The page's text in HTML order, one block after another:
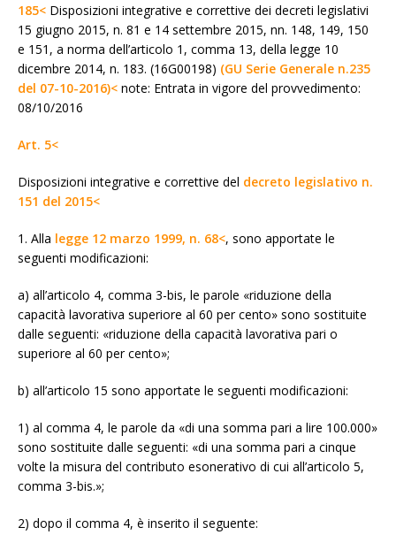
185< Disposizioni integrative e correttive dei decreti legislativi
15 giugno 2015, n. 81 e 14 settembre 2015, nn. 148, 149, 150
e 151, a norma dell’articolo 1, comma 13, della legge 10
dicembre 2014, n. 183. (16G00198) (GU Serie Generale n.235
del 07-10-2016)< note: Entrata in vigore del provvedimento:
08/10/2016
Art. 5<
Disposizioni integrative e correttive del decreto legislativo n.
151 del 2015<
1. Alla legge 12 marzo 1999, n. 68<, sono apportate le
seguenti modificazioni:
a) all’articolo 4, comma 3-bis, le parole «riduzione della
capacità lavorativa superiore al 60 per cento» sono sostituite
dalle seguenti: «riduzione della capacità lavorativa pari o
superiore al 60 per cento»;
b) all’articolo 15 sono apportate le seguenti modificazioni:
1) al comma 4, le parole da «di una somma pari a lire 100.000»
sono sostituite dalle seguenti: «di una somma pari a cinque
volte la misura del contributo esonerativo di cui all’articolo 5,
comma 3-bis.»;
2) dopo il comma 4, è inserito il seguente: